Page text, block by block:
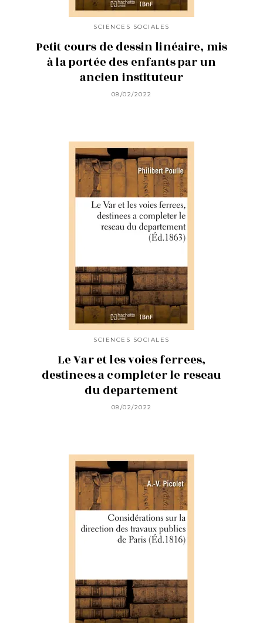
SCIENCES SOCIALES
Petit cours de dessin linéaire, mis
à la portée des enfants par un
ancien instituteur
08/02/2022
SCIENCES SOCIALES
Le Var et les voies ferrees,
destinees a completer le reseau
du departement
08/02/2022